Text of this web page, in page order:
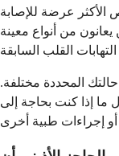
الأكثر عرضة للإصابة
من أنواع معينة
المحددة مختلفة.
إذا كنت بحاجة إلى